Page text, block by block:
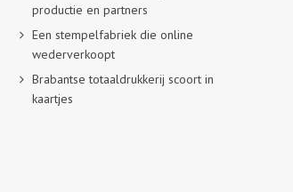
productie en partners
Een stempelfabriek die online
wederverkoopt
Brabantse totaaldrukkerij scoort in
kaartjes